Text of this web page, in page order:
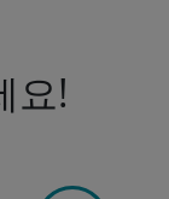
요!